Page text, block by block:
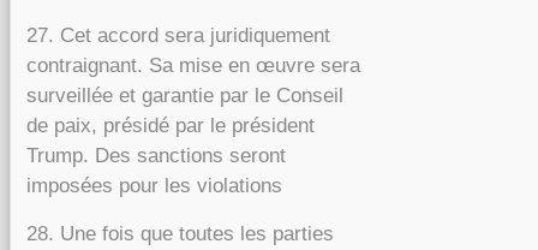
27. Cet accord sera juridiquement
contraignant. Sa mise en œuvre sera
surveillée et garantie par le Conseil
de paix, présidé par le président
Trump. Des sanctions seront
imposées pour les violations
28. Une fois que toutes les parties